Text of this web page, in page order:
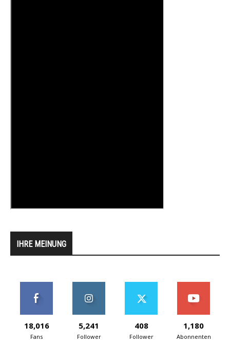
IHRE MEINUNG
18,016
Fans
5,241
Follower
408
Follower
1,180
Abonnenten